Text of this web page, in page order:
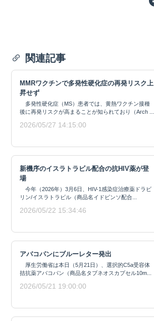
関連記事
MMRワクチンで多発性硬化症の再発リスク上
昇せず
多発性硬化症（MS）患者では、黄熱ワクチン接種
後に再発リスクが高まることが知られており（Arch ...
2026/05/27 14:15:00
新機序のイスラトラビル配合の抗HIV薬が登
場
今年（2026年）3月6日、HIV-1感染症治療薬ドラビ
リン/イスラトラビル（商品名イドビンソ配合...
2026/05/22 15:34:46
アバコパンにブルーレター発出
厚生労働省は本日（5月21日）、選択的C5a受容体
拮抗薬アバコパン（商品名タブネオスカプセル10m...
2026/05/21 19:00:00